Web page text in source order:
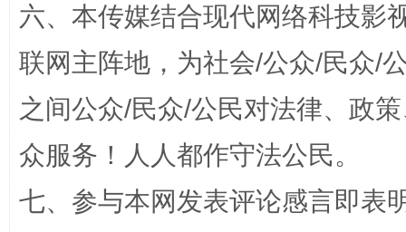
招工难、用工荒背后
六、本传媒结合现代网络科技影
联网主阵地，为社会/公众/民众/
之间公众/民众/公民对法律、政
众服务！人人都作守法公民。
七、参与本网发表评论感言即表